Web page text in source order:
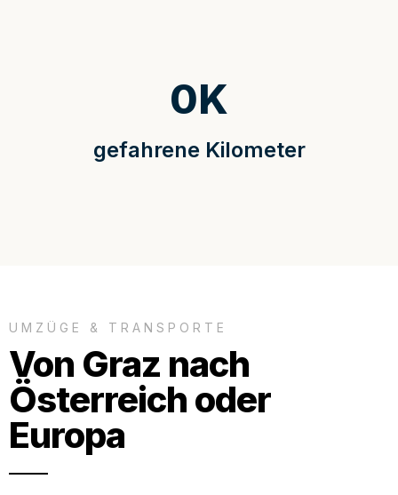
gefahrene Kilometer
0K
UMZÜGE & TRANSPORTE
Von Graz nach
Österreich oder
Europa